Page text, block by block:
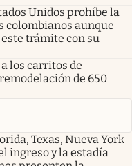
Unidos prohíbe la
colombianos aunque
trámite con su
los carritos de
de 650
Texas, Nueva York
ingreso y la estadía